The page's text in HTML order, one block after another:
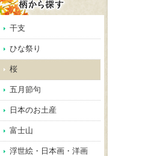
干支
ひな祭り
桜
五月節句
日本のお土産
富士山
浮世絵・日本画・洋画